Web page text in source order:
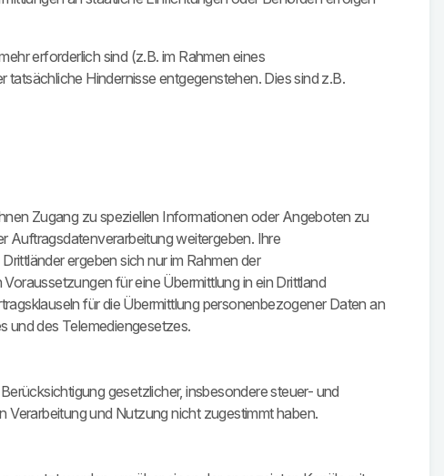
erforderlich sind (z.B. im Rahmen eines
Hindernisse entgegenstehen. Dies sind z.B.
Zugang zu speziellen Informationen oder Angeboten zu
Auftragsdatenverarbeitung weitergeben. Ihre
ergeben sich nur im Rahmen der
für eine Übermittlung in ein Drittland
für die Übermittlung personenbezogener Daten an
und des Telemediengesetzes.
gesetzlicher, insbesondere steuer- und
und Nutzung nicht zugestimmt haben.